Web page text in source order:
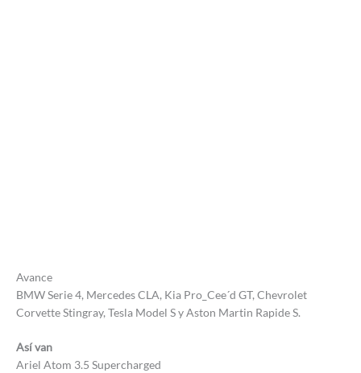
Avance
BMW Serie 4, Mercedes CLA, Kia Pro_Cee´d GT, Chevrolet
Corvette Stingray, Tesla Model S y Aston Martin Rapide S.
Así van
Ariel Atom 3.5 Supercharged